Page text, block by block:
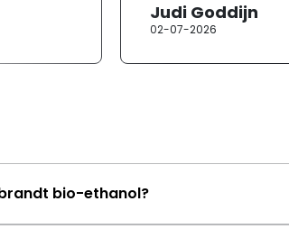
Judi Goddijn
02-07-2026
bio-ethanol?